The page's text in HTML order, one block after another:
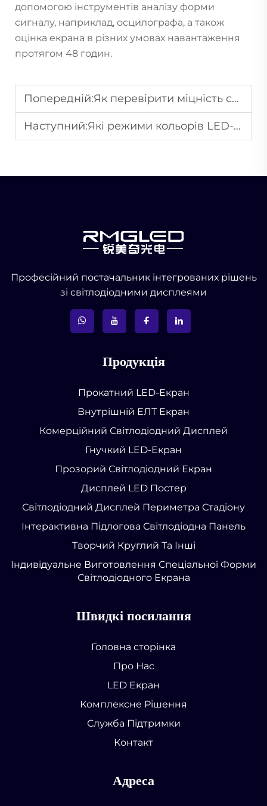
допомогою інструментів аналізу форми
сигналу, наприклад, осцилографа, а також
оцінка екрана в різних умовах навантаження
протягом 48 годин.
Попередній:Як перевірити міцність світлодіодних стінних панелей перед масовим закупівлем?
Наступний:Які режими кольорів LED-підлоги для танців є найпопулярнішими на весільних прийомах?
Професійний постачальник інтегрованих рішень
зі світлодіодними дисплеями
Продукція
Прокатний LED-Екран
Внутрішній ЕЛТ Екран
Комерційний Світлодіодний Дисплей
Гнучкий LED-Екран
Прозорий Світлодіодний Екран
Дисплей LED Постер
Світлодіодний Дисплей Периметра Стадіону
Інтерактивна Підлогова Світлодіодна Панель
Творчий Круглий Та Інші
Індивідуальне Виготовлення Спеціальної Форми
Світлодіодного Екрана
Швидкі посилання
Головна сторінка
Про Нас
LED Екран
Комплексне Рішення
Служба Підтримки
Контакт
Адреса